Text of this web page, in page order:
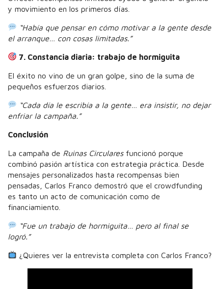
y movimiento en los primeros días.
“Había que pensar en cómo motivar a la gente desde
el arranque… con cosas limitadas.”
7. Constancia diaria: trabajo de hormiguita
El éxito no vino de un gran golpe, sino de la suma de
pequeños esfuerzos diarios.
“Cada día le escribía a la gente… era insistir, no dejar
enfriar la campaña.”
Conclusión
La campaña de Ruinas Circularesfuncionó porque
combinó pasión artística con estrategia práctica. Desde
mensajes personalizados hasta recompensas bien
pensadas, Carlos Franco demostró que el crowdfunding
es tanto un acto de comunicación como de
financiamiento.
“Fue un trabajo de hormiguita… pero al final se
logró.”
¿Quieres ver la entrevista completa con Carlos Franco?